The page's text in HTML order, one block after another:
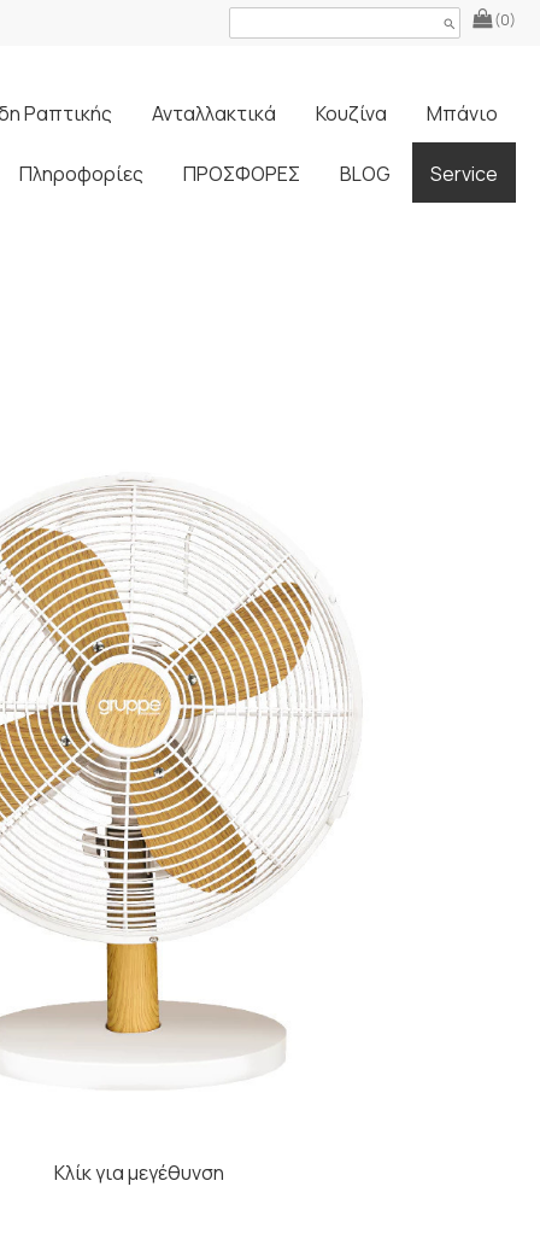
(0)
search
Ραπτικής Ανταλλακτικά Κουζίνα Μπάνιο
Πληροφορίες ΠΡΟΣΦΟΡΕΣ BLOG Service
Κλίκ για μεγέθυνση